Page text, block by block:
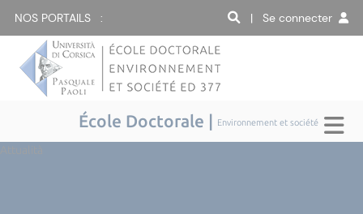
NOS PORTAILS : | Se connecter
École Doctorale | Environnement et société